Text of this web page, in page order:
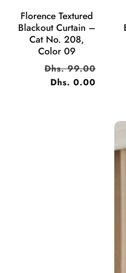
Florence Textured
Blackout Curtain –
Cat No. 208,
Color 09
السعر
العادي
Dhs. 99.00
Dhs. 0.00